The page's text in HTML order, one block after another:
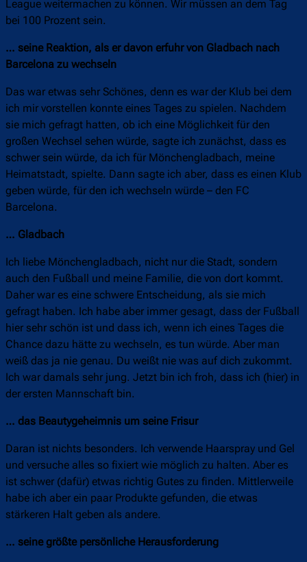
League weitermachen zu können. Wir müssen an dem Tag
bei 100 Prozent sein.
… seine Reaktion, als er davon erfuhr von Gladbach nach
Barcelona zu wechseln
Das war etwas sehr Schönes, denn es war der Klub bei dem
ich mir vorstellen konnte eines Tages zu spielen. Nachdem
sie mich gefragt hatten, ob ich eine Möglichkeit für den
großen Wechsel sehen würde, sagte ich zunächst, dass es
schwer sein würde, da ich für Mönchengladbach, meine
Heimatstadt, spielte. Dann sagte ich aber, dass es einen Klub
geben würde, für den ich wechseln würde – den FC
Barcelona.
… Gladbach
Ich liebe Mönchengladbach, nicht nur die Stadt, sondern
auch den Fußball und meine Familie, die von dort kommt.
Daher war es eine schwere Entscheidung, als sie mich
gefragt haben. Ich habe aber immer gesagt, dass der Fußball
hier sehr schön ist und dass ich, wenn ich eines Tages die
Chance dazu hätte zu wechseln, es tun würde. Aber man
weiß das ja nie genau. Du weißt nie was auf dich zukommt.
Ich war damals sehr jung. Jetzt bin ich froh, dass ich (hier) in
der ersten Mannschaft bin.
… das Beautygeheimnis um seine Frisur
Daran ist nichts besonders. Ich verwende Haarspray und Gel
und versuche alles so fixiert wie möglich zu halten. Aber es
ist schwer (dafür) etwas richtig Gutes zu finden. Mittlerweile
habe ich aber ein paar Produkte gefunden, die etwas
stärkeren Halt geben als andere.
… seine größte persönliche Herausforderung